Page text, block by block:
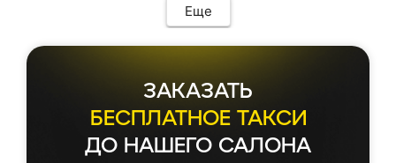
Еще
ЗАКАЗАТЬ
БЕСПЛАТНОЕ ТАКСИ
ДО НАШЕГО САЛОНА